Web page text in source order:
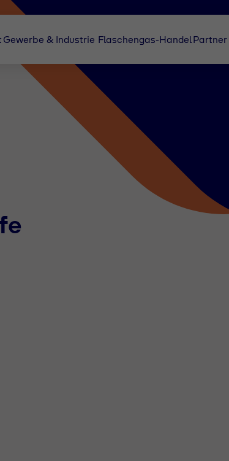
Gewerbe & Industrie Flaschengas-Handel Partner